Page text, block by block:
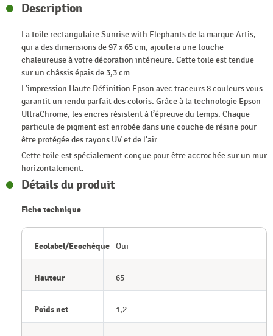
Description
La toile rectangulaire Sunrise with Elephants de la marque Artis,
qui a des dimensions de 97 x 65 cm, ajoutera une touche
chaleureuse à votre décoration intérieure. Cette toile est tendue
sur un châssis épais de 3,3 cm.
L'impression Haute Définition Epson avec traceurs 8 couleurs vous
garantit un rendu parfait des coloris. Grâce à la technologie Epson
UltraChrome, les encres résistent à l’épreuve du temps. Chaque
particule de pigment est enrobée dans une couche de résine pour
être protégée des rayons UV et de l'air.
Cette toile est spécialement conçue pour être accrochée sur un mur
horizontalement.
Détails du produit
Fiche technique
Ecolabel/Ecochèque Oui
Hauteur 65
Poids net 1,2